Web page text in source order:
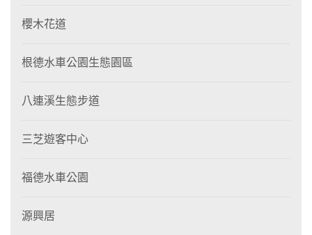
櫻木花道
根德水車公園生態園區
八連溪生態步道
三芝遊客中心
福德水車公園
源興居